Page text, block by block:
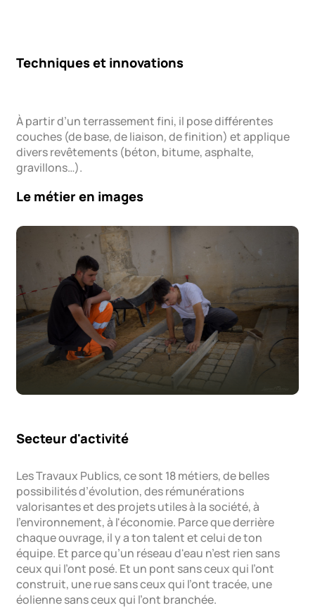
Techniques et innovations
À partir d’un terrassement fini, il pose différentes
couches (de base, de liaison, de finition) et applique
divers revêtements (béton, bitume, asphalte,
gravillons…).
Le métier en images
Secteur d'activité
Les Travaux Publics, ce sont 18 métiers, de belles
possibilités d’évolution, des rémunérations
valorisantes et des projets utiles à la société, à
l'environnement, à l'économie. Parce que derrière
chaque ouvrage, il y a ton talent et celui de ton
équipe. Et parce qu’un réseau d'eau n’est rien sans
ceux qui l’ont posé. Et un pont sans ceux qui l’ont
construit, une rue sans ceux qui l’ont tracée, une
éolienne sans ceux qui l’ont branchée.